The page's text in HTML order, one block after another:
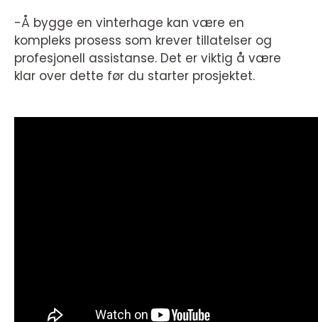
-Å bygge en vinterhage kan være en
kompleks prosess som krever tillatelser og
profesjonell assistanse. Det er viktig å være
klar over dette før du starter prosjektet.